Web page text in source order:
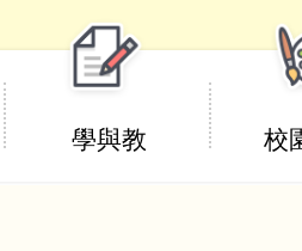
學與教 校